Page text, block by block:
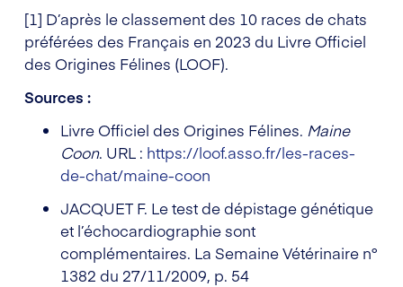
[1] D’après le classement des 10 races de chats
préférées des Français en 2023 du Livre Officiel
des Origines Félines (LOOF).
Sources :
Livre Officiel des Origines Félines. Maine
Coon. URL : https://loof.asso.fr/les-races-
de-chat/maine-coon
JACQUET F. Le test de dépistage génétique
et l’échocardiographie sont
complémentaires. La Semaine Vétérinaire n°
1382 du 27/11/2009, p. 54